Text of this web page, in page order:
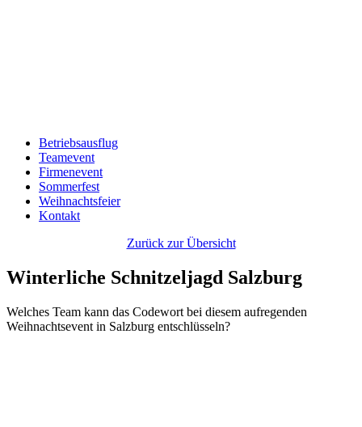
Betriebsausflug
Teamevent
Firmenevent
Sommerfest
Weihnachtsfeier
Kontakt
Zurück zur Übersicht
Winterliche Schnitzeljagd Salzburg
Welches Team kann das Codewort bei diesem aufregenden
Weihnachtsevent in Salzburg entschlüsseln?